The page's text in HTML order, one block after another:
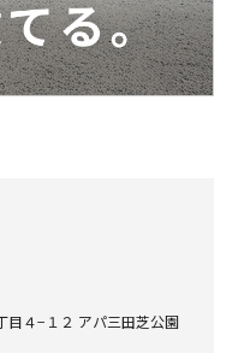
目４−１２ アパ三田芝公園